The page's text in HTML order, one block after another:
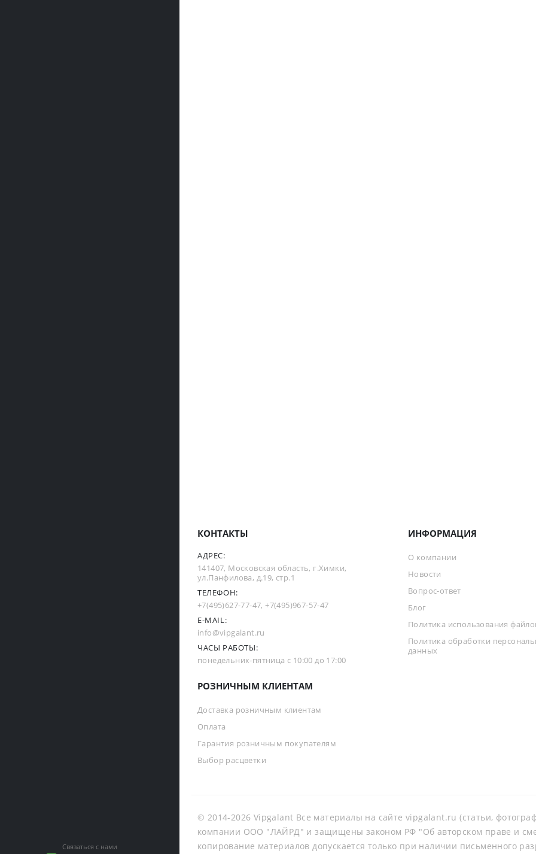
Связаться с нами
КОНТАКТЫ
АДРЕС:
141407, Московская область, г.Химки,
ул.Панфилова, д.19, стр.1
ТЕЛЕФОН:
+7(495)627-77-47,+7(495)967-57-47
E-MAIL:
info@vipgalant.ru
ЧАСЫ РАБОТЫ:
понедельник-пятница с 10:00 до 17:00
ИНФОРМАЦИЯ
О компании
Новости
Вопрос-ответ
Блог
Политика использования
Политика обработки
данных
РОЗНИЧНЫМ КЛИЕНТАМ
Доставка розничным клиентам
Оплата
Гарантия розничным покупателям
Выбор расцветки
© 2014-2026 Vipgalant Все материалы на сайте vipgalant.ru (статьи,
компании ООО "ЛАЙРД" и защищены законом РФ "Об авторском праве и
копирование материалов допускается только при наличии письменного